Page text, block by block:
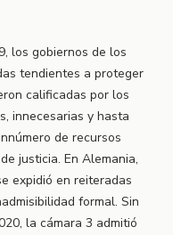
los gobiernos de los
tendientes a proteger
calificadas por los
innecesarias y hasta
de recursos
justicia. En Alemania,
expidió en reiteradas
formal. Sin
la cámara 3 admitió